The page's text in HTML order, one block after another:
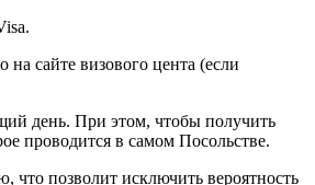
на сайте визового цента (если
день. При этом, чтобы получить
проводится в самом Посольстве.
что позволит исключить вероятность